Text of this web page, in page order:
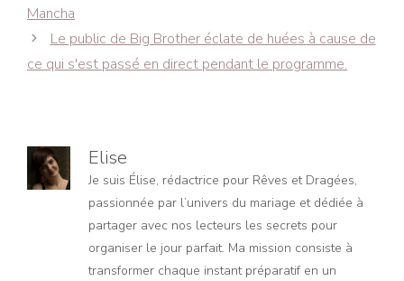
Mancha
Le public de Big Brother éclate de huées à cause de
ce qui s'est passé en direct pendant le programme.
Elise
Je suis Élise, rédactrice pour Rêves et Dragées,
passionnée par l’univers du mariage et dédiée à
partager avec nos lecteurs les secrets pour
organiser le jour parfait. Ma mission consiste à
transformer chaque instant préparatif en un